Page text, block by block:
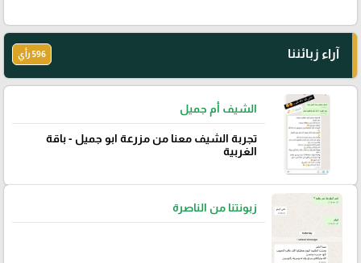
آراء زبائننا 596 رأي
الشيف أم جميل
تجربة الشيف معنا من مزرعة ابو جميل - باقة
الغربية
زبونتنا من الناصرة